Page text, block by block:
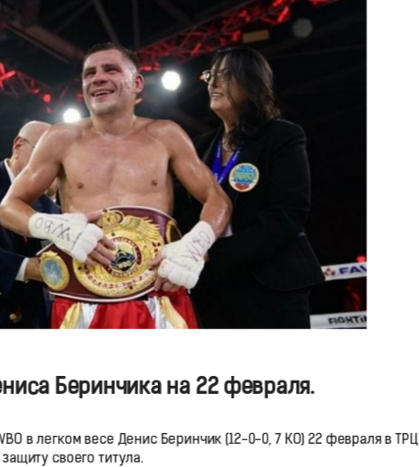
Беринчика на 22 февраля.
в легком весе Денис Беринчик (12-0-0, 7 КО) 22 февраля в ТРЦ
своего титула.